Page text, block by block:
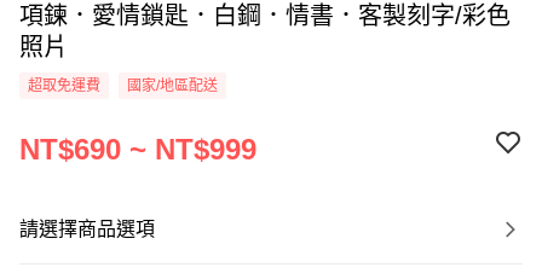
項鍊．愛情鎖匙．白鋼．情書．客製刻字/彩色
照片
超取免運費 國家/地區配送
NT$690 ~ NT$999
請選擇商品選項